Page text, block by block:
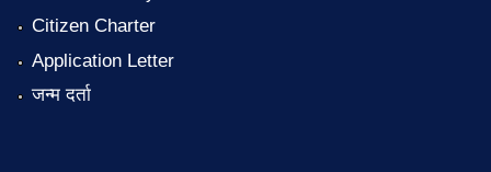
Citizen Charter
Application Letter
जन्म दर्ता